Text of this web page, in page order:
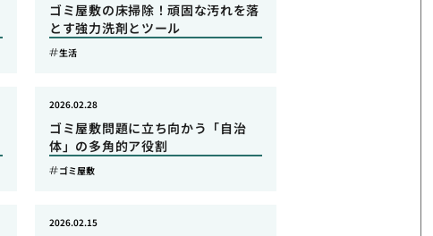
ゴミ屋敷の床掃除！頑固な汚れを落
とす強力洗剤とツール
生活
ゴミ屋敷問題に立ち向かう「自治
体」の多角的ア役割
2026.02.28
ゴミ屋敷
2026.02.15